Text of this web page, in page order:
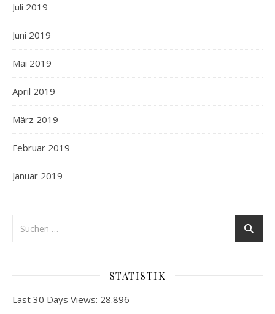
Juli 2019
Juni 2019
Mai 2019
April 2019
März 2019
Februar 2019
Januar 2019
STATISTIK
Last 30 Days Views: 28.896